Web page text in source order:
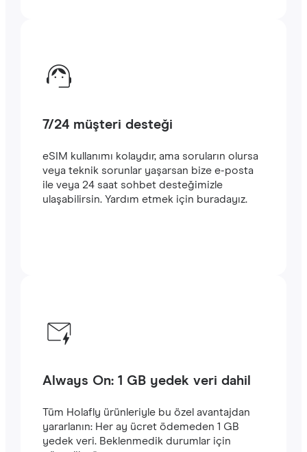
7/24 müşteri desteği
eSIM kullanımı kolaydır, ama soruların olursa
veya teknik sorunlar yaşarsan bize e-posta
ile veya 24 saat sohbet desteğimizle
ulaşabilirsin. Yardım etmek için buradayız.
Always On: 1 GB yedek veri dahil
Tüm Holafly ürünleriyle bu özel avantajdan
yararlanın: Her ay ücret ödemeden 1 GB
yedek veri. Beklenmedik durumlar için